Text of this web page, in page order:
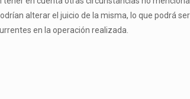
alterar el juicio de la misma, lo que podrá
en la operación realizada.